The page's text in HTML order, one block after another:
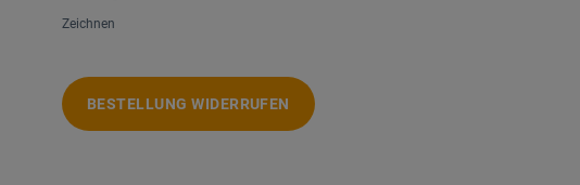
Zeichnen
BESTELLUNG WIDERRUFEN